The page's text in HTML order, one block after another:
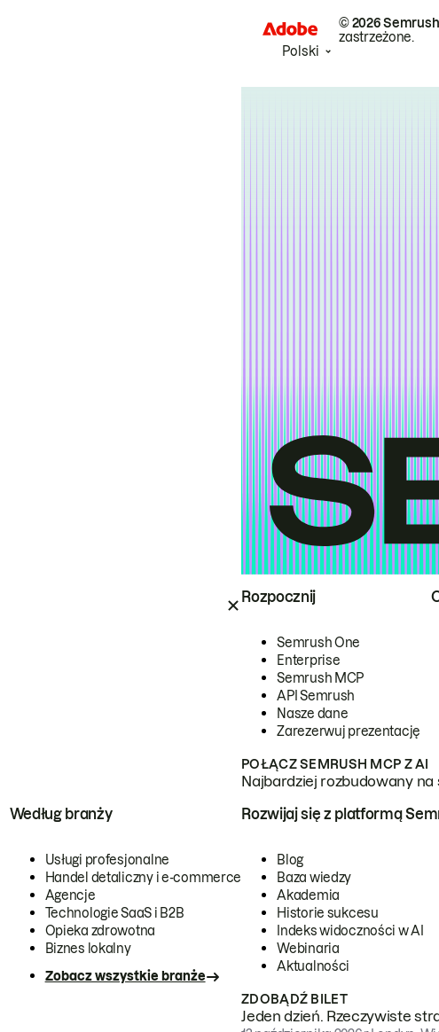
Rozpocznij
Semrush One
Enterprise
Semrush MCP
API Semrush
Nasze dane
Zarezerwuj prezentację
POŁĄCZ SEMRUSH MCP Z AI
Najbardziej rozbudowany
Według branży
Usługi profesjonalne
Handel detaliczny i e-commerce
Agencje
Technologie SaaS i B2B
Opieka zdrowotna
Biznes lokalny
Zobacz wszystkie branże
Rozwijaj się z platformą
Blog
Baza wiedzy
Akademia
Historie sukcesu
Indeks widoczności w AI
Webinaria
Aktualności
ZDOBĄDŹ BILET
Jeden dzień. Rzeczywiste
© 2026
zastrzeżone.
Polski